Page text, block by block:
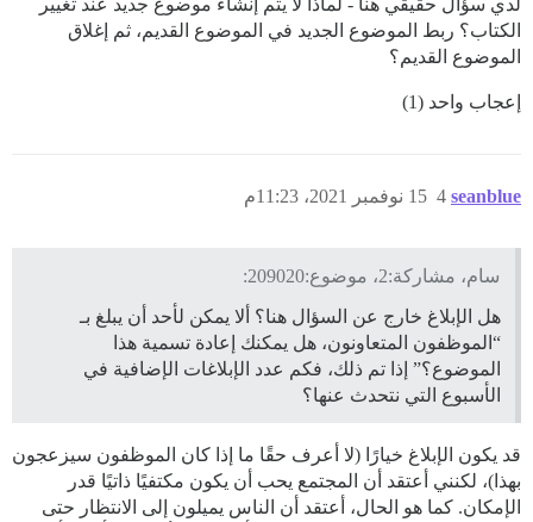
لدي سؤال حقيقي هنا - لماذا لا يتم إنشاء موضوع جديد عند تغيير
الكتاب؟ ربط الموضوع الجديد في الموضوع القديم، ثم إغلاق
الموضوع القديم؟
إعجاب واحد (1)
seanblue 15 نوفمبر 2021، 11:23م 4
سام، مشاركة:2، موضوع:209020:
هل الإبلاغ خارج عن السؤال هنا؟ ألا يمكن لأحد أن يبلغ بـ
“الموظفون المتعاونون، هل يمكنك إعادة تسمية هذا
الموضوع؟” إذا تم ذلك، فكم عدد الإبلاغات الإضافية في
الأسبوع التي نتحدث عنها؟
قد يكون الإبلاغ خيارًا (لا أعرف حقًا ما إذا كان الموظفون سيزعجون
بهذا)، لكنني أعتقد أن المجتمع يحب أن يكون مكتفيًا ذاتيًا قدر
الإمكان. كما هو الحال، أعتقد أن الناس يميلون إلى الانتظار حتى